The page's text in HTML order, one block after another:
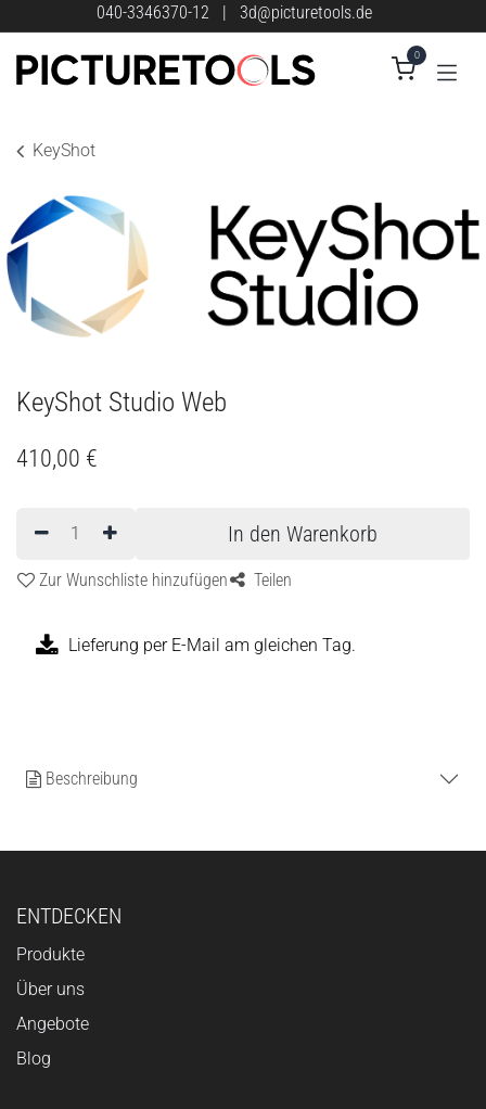
Zum Inhalt springen040-3346370-12 | 3d@picturetools.de
0
KeyShot
KeyShot Studio Web
410,00 €
In den Warenkorb
Zur Wunschliste hinzufügen Teilen
Lieferung per E-Mail am gleichen Tag.
Beschreibung
ENTDECKEN
Produkte
Über uns
Angebote
Blog